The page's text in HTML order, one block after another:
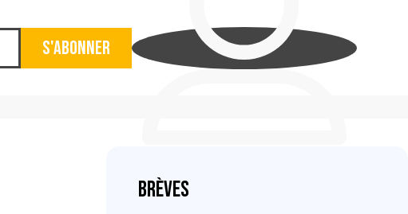
S'abonner
Brèves